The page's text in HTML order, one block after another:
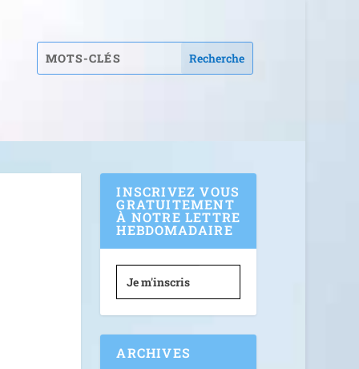
INSCRIVEZ VOUS
GRATUITEMENT
À NOTRE LETTRE
HEBDOMADAIRE
Je m'inscris
ARCHIVES